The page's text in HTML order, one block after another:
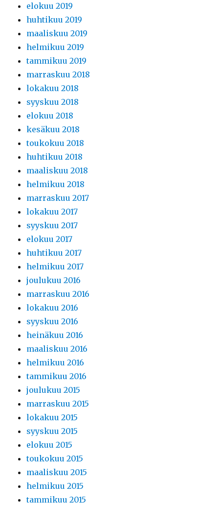
elokuu 2019
huhtikuu 2019
maaliskuu 2019
helmikuu 2019
tammikuu 2019
marraskuu 2018
lokakuu 2018
syyskuu 2018
elokuu 2018
kesäkuu 2018
toukokuu 2018
huhtikuu 2018
maaliskuu 2018
helmikuu 2018
marraskuu 2017
lokakuu 2017
syyskuu 2017
elokuu 2017
huhtikuu 2017
helmikuu 2017
joulukuu 2016
marraskuu 2016
lokakuu 2016
syyskuu 2016
heinäkuu 2016
maaliskuu 2016
helmikuu 2016
tammikuu 2016
joulukuu 2015
marraskuu 2015
lokakuu 2015
syyskuu 2015
elokuu 2015
toukokuu 2015
maaliskuu 2015
helmikuu 2015
tammikuu 2015